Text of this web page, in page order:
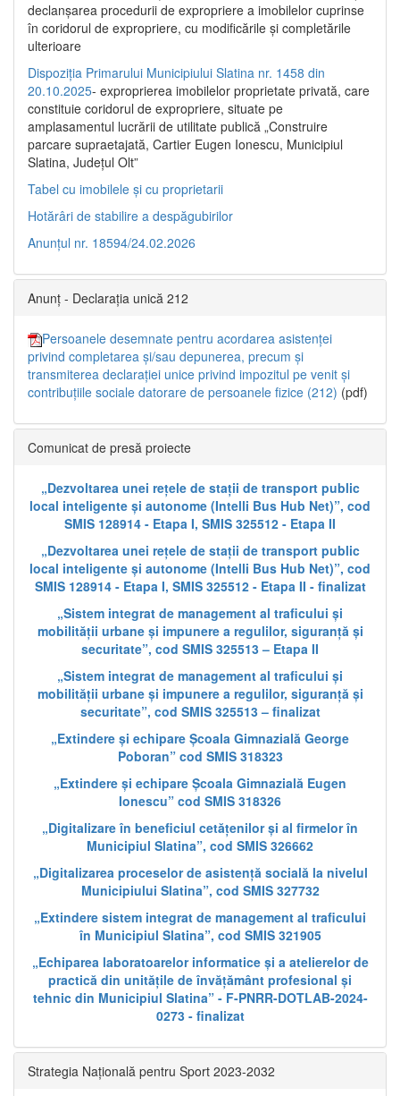
declanşarea procedurii de expropriere a imobilelor cuprinse
în coridorul de expropriere, cu modificările şi completările
ulterioare
Dispoziția Primarului Municipiului Slatina nr. 1458 din
20.10.2025- exproprierea imobilelor proprietate privată, care
constituie coridorul de expropriere, situate pe
amplasamentul lucrării de utilitate publică „Construire
parcare supraetajată, Cartier Eugen Ionescu, Municipiul
Slatina, Județul Olt”
Tabel cu imobilele și cu proprietarii
Hotărâri de stabilire a despăgubirilor
Anunțul nr. 18594/24.02.2026
Anunț - Declarația unică 212
Persoanele desemnate pentru acordarea asistenței
privind completarea și/sau depunerea, precum și
transmiterea declarației unice privind impozitul pe venit și
contribuțiile sociale datorare de persoanele fizice (212) (pdf)
Comunicat de presă proiecte
„Dezvoltarea unei rețele de stații de transport public
local inteligente și autonome (Intelli Bus Hub Net)”, cod
SMIS 128914 - Etapa I, SMIS 325512 - Etapa II
„Dezvoltarea unei rețele de stații de transport public
local inteligente și autonome (Intelli Bus Hub Net)”, cod
SMIS 128914 - Etapa I, SMIS 325512 - Etapa II - finalizat
„Sistem integrat de management al traficului și
mobilității urbane și impunere a regulilor, siguranță și
securitate”, cod SMIS 325513 – Etapa II
„Sistem integrat de management al traficului și
mobilității urbane și impunere a regulilor, siguranță și
securitate”, cod SMIS 325513 – finalizat
„Extindere și echipare Școala Gimnazială George
Poboran” cod SMIS 318323
„Extindere și echipare Școala Gimnazială Eugen
Ionescu” cod SMIS 318326
„Digitalizare în beneficiul cetățenilor și al firmelor în
Municipiul Slatina”, cod SMIS 326662
„Digitalizarea proceselor de asistență socială la nivelul
Municipiului Slatina”, cod SMIS 327732
„Extindere sistem integrat de management al traficului
în Municipiul Slatina”, cod SMIS 321905
„Echiparea laboratoarelor informatice și a atelierelor de
practică din unitățile de învățământ profesional și
tehnic din Municipiul Slatina” - F-PNRR-DOTLAB-2024-
0273 - finalizat
Strategia Națională pentru Sport 2023-2032